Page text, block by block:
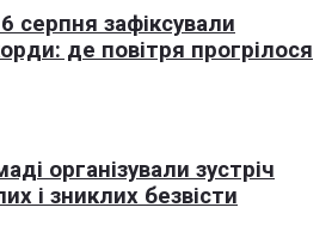
серпня зафіксували
де повітря прогрілося
організували зустріч
і зниклих безвісти